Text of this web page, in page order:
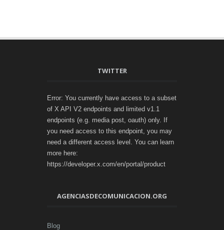
TWITTER
Error: You currently have access to a subset
of X API V2 endpoints and limited v1.1
endpoints (e.g. media post, oauth) only. If
you need access to this endpoint, you may
need a different access level. You can learn
more here:
https://developer.x.com/en/portal/product
AGENCIASDECOMUNICACION.ORG
Blog